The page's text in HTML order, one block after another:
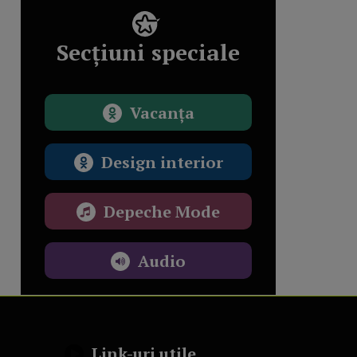
Secțiuni speciale
Vacanța
Design interior
Depeche Mode
Audio